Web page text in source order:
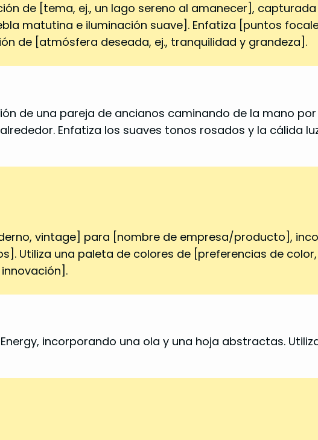
de [tema, ej., un lago sereno al amanecer],
matutina e iluminación suave]. Enfatiza [puntos
de [atmósfera deseada, ej., tranquilidad y grandeza].
de una pareja de ancianos caminando de la mano
Enfatiza los suaves tonos rosados y la cálida
vintage] para [nombre de empresa/producto],
Utiliza una paleta de colores de [preferencias de
incorporando una ola y una hoja abstractas.